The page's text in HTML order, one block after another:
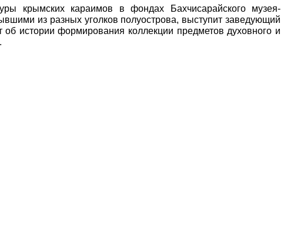
крымских караимов в фондах Бахчисарайского музея-
из разных уголков полуострова, выступит заведующий
истории формирования коллекции предметов духовного и